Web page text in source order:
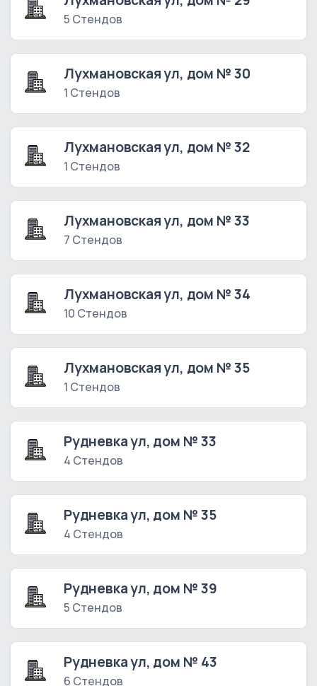
5 Стендов
Лухмановская ул, дом № 30
1 Стендов
Лухмановская ул, дом № 32
1 Стендов
Лухмановская ул, дом № 33
7 Стендов
Лухмановская ул, дом № 34
10 Стендов
Лухмановская ул, дом № 35
1 Стендов
Рудневка ул, дом № 33
4 Стендов
Рудневка ул, дом № 35
4 Стендов
Рудневка ул, дом № 39
5 Стендов
Рудневка ул, дом № 43
6 Стендов